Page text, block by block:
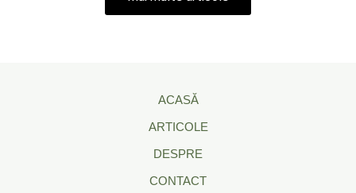
ACASĂ
ARTICOLE
DESPRE
CONTACT